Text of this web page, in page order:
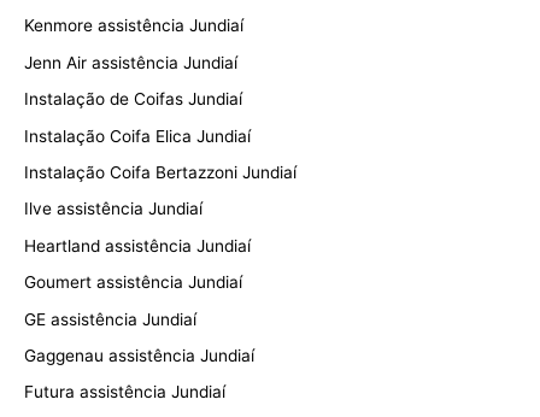
Kenmore assistência Jundiaí
Jenn Air assistência Jundiaí
Instalação de Coifas Jundiaí
Instalação Coifa Elica Jundiaí
Instalação Coifa Bertazzoni Jundiaí
Ilve assistência Jundiaí
Heartland assistência Jundiaí
Goumert assistência Jundiaí
GE assistência Jundiaí
Gaggenau assistência Jundiaí
Futura assistência Jundiaí